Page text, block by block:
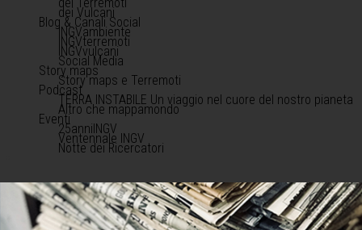
dei Vulcani
Blog & Canali Social
INGVambiente
INGVterremoti
INGVvulcani
Social Media
Story maps
Story maps e Terremoti
Podcast
TERRA INSTABILE Un viaggio nel cuore del nostro pianeta
Altro che mappamondo
Eventi
25anniINGV
Ventennale INGV
Notte dei Ricercatori